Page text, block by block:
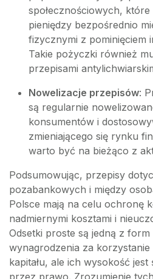
społecznościowych,
pieniędzy bezpośrednio
fizycznymi z pominięciem
Takie pożyczki również
przepisami
Nowelizacje przepisów:
są regularnie
konsumentów i
zmieniającego się rynku
warto być na bieżąco z
Podsumowując, przepisy
pozabankowych i między
Polsce mają na celu ochronę
nadmiernymi kosztami i
Odsetki proste są jedną z form
wynagrodzenia za
kapitału, ale ich wysokość
przez prawo. Zrozumienie